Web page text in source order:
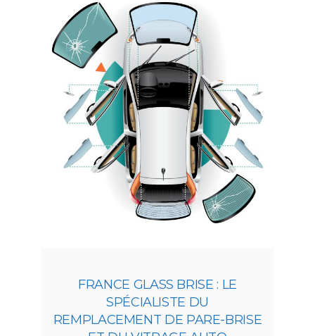
FRANCE GLASS BRISE : LE
SPÉCIALISTE DU
REMPLACEMENT DE PARE-BRISE